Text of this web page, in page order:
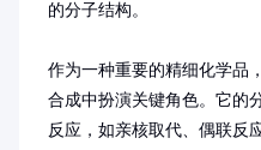
的分子结构。
作为一种重要的精细化学品
合成中扮演关键角色。它的
反应，如亲核取代、偶联反